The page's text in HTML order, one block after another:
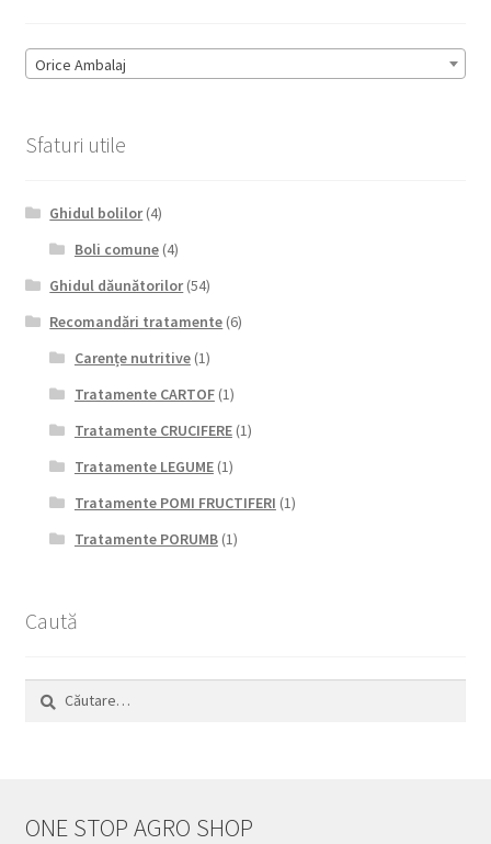
Orice Ambalaj
Sfaturi utile
Ghidul bolilor(4)
Boli comune(4)
Ghidul dăunătorilor(54)
Recomandări tratamente (6)
Carențe nutritive(1)
Tratamente CARTOF(1)
Tratamente CRUCIFERE(1)
Tratamente LEGUME(1)
Tratamente POMI FRUCTIFERI (1)
Tratamente PORUMB(1)
Caută
Caută
ONE STOP AGRO SHOP